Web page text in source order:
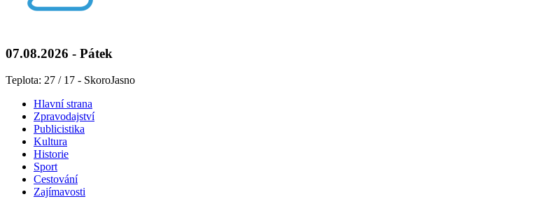
07.08.2026 - Pátek
Teplota: 27 / 17 - SkoroJasno
Hlavní strana
Zpravodajství
Publicistika
Kultura
Historie
Sport
Cestování
Zajímavosti